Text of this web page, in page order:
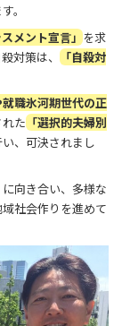
。
メント宣言」を求
対策は、 「自殺対
職氷河期世代の正
た「選択的夫婦別
、可決されまし
向き合い、多様な
社会作りを進めて